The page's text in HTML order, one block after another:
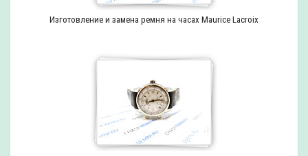
Изготовление и замена ремня на часах Maurice Lacroix